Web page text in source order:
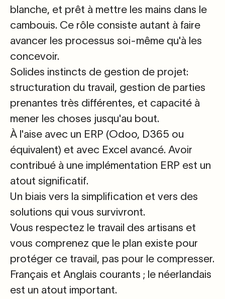
blanche, et prêt à mettre les mains dans le
cambouis. Ce rôle consiste autant à faire
avancer les processus soi-même qu'à les
concevoir.
Solides instincts de gestion de projet:
structuration du travail, gestion de parties
prenantes très différentes, et capacité à
mener les choses jusqu'au bout.
À l'aise avec un ERP (Odoo, D365 ou
équivalent) et avec Excel avancé. Avoir
contribué à une implémentation ERP est un
atout significatif.
Un biais vers la simplification et vers des
solutions qui vous survivront.
Vous respectez le travail des artisans et
vous comprenez que le plan existe pour
protéger ce travail, pas pour le compresser.
Français et Anglais courants ; le néerlandais
est un atout important.